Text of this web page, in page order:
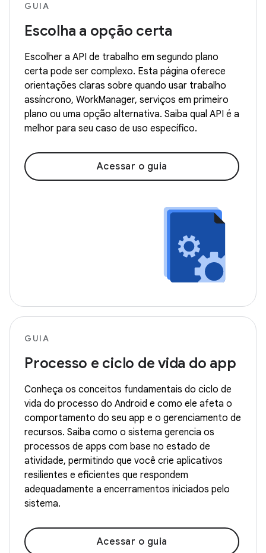
GUIA
Escolha a opção certa
Escolher a API de trabalho em segundo plano
certa pode ser complexo. Esta página oferece
orientações claras sobre quando usar trabalho
assíncrono, WorkManager, serviços em primeiro
plano ou uma opção alternativa. Saiba qual API é a
melhor para seu caso de uso específico.
Acessar o guia
GUIA
Processo e ciclo de vida do app
Conheça os conceitos fundamentais do ciclo de
vida do processo do Android e como ele afeta o
comportamento do seu app e o gerenciamento de
recursos. Saiba como o sistema gerencia os
processos de apps com base no estado de
atividade, permitindo que você crie aplicativos
resilientes e eficientes que respondem
adequadamente a encerramentos iniciados pelo
sistema.
Acessar o guia